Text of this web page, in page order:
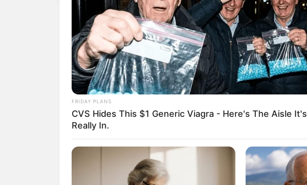
FRIDAY PLANS
CVS Hides This $1 Generic Viagra - Here's The Aisle It's
Really In.